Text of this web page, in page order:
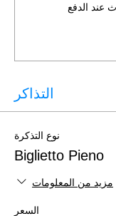
التذاكر
نوع التذكرة
Biglietto Pieno
مزيد من المعلومات
السعر